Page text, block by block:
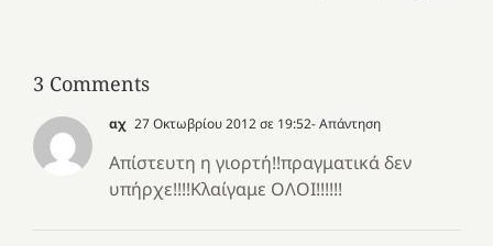
3 Comments
αχ 27 Οκτωβρίου 2012 σε 19:52- Απάντηση
Απίστευτη η γιορτή!!πραγματικά δεν
υπήρχε!!!!Κλαίγαμε ΟΛΟΙ!!!!!!